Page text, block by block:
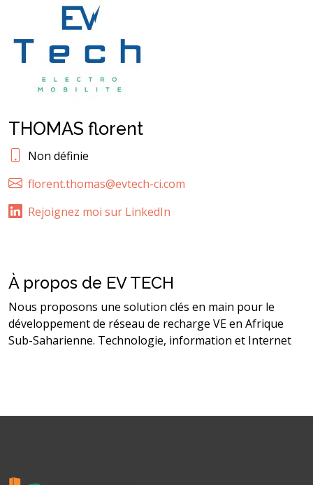
THOMAS florent
Non définie
florent.thomas@evtech-ci.com
Rejoignez moi sur LinkedIn
À propos de EV TECH
Nous proposons une solution clés en main pour le
développement de réseau de recharge VE en Afrique
Sub-Saharienne. Technologie, information et Internet